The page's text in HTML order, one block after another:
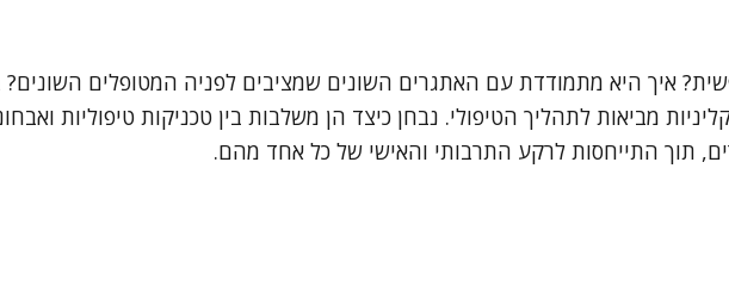
איך היא מתמודדת עם האתגרים השונים שמציבים לפניה המטופלים
קליניות מביאות לתהליך הטיפולי. נבחן כיצד הן משלבות בין טכניקות טיפוליות
תוך התייחסות לרקע התרבותי והאישי של כל אחד מהם.